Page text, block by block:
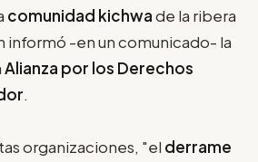
comunidad kichwade la ribera
informó -en un comunicado- la
Alianza por los Derechos
.
organizaciones, "el derrame